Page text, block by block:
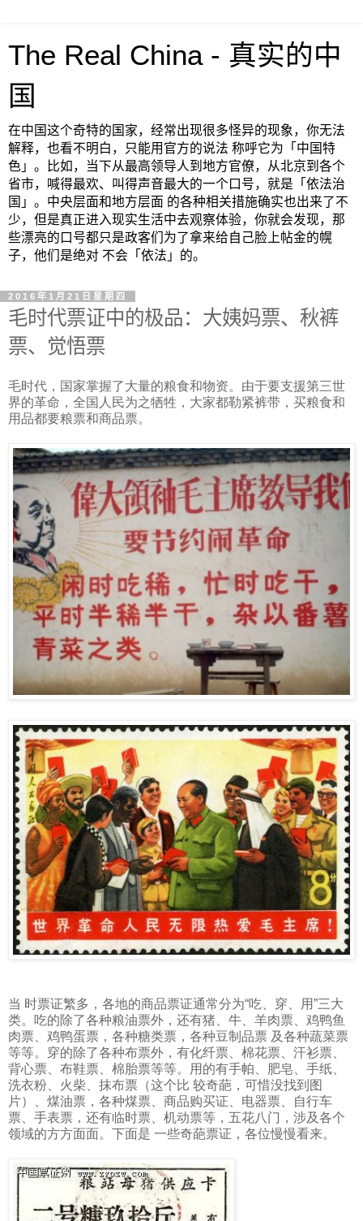
The Real China - 真实的中
国
在中国这个奇特的国家，经常出现很多怪异的现象，你无法
解释，也看不明白，只能用官方的说法 称呼它为「中国特
色」。比如，当下从最高领导人到地方官僚，从北京到各个
省市，喊得最欢、叫得声音最大的一个口号，就是「依法治
国」。中央层面和地方层面 的各种相关措施确实也出来了不
少，但是真正进入现实生活中去观察体验，你就会发现，那
些漂亮的口号都只是政客们为了拿来给自己脸上帖金的幌
子，他们是绝对 不会「依法」的。
2016年1月21日星期四
毛时代票证中的极品：大姨妈票、秋裤
票、觉悟票
毛时代，国家掌握了大量的粮食和物资。由于要支援第三世
界的革命，全国人民为之牺牲，大家都勒紧裤带，买粮食和
用品都要粮票和商品票。
当 时票证繁多，各地的商品票证通常分为“吃、穿、用”三大
类。吃的除了各种粮油票外，还有猪、牛、羊肉票、鸡鸭鱼
肉票、鸡鸭蛋票，各种糖类票，各种豆制品票 及各种蔬菜票
等等。穿的除了各种布票外，有化纤票、棉花票、汗衫票、
背心票、布鞋票、棉胎票等等。用的有手帕、肥皂、手纸、
洗衣粉、火柴、抹布票（这个比 较奇葩，可惜没找到图
片）、煤油票，各种煤票、商品购买证、电器票、自行车
票、手表票，还有临时票、机动票等，五花八门，涉及各个
领域的方方面面。下面是 一些奇葩票证，各位慢慢看来。